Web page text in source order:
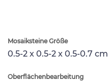
Mosaiksteine Größe
0.5-2 x 0.5-2 x 0.5-0.7 cm
Oberflächenbearbeitung